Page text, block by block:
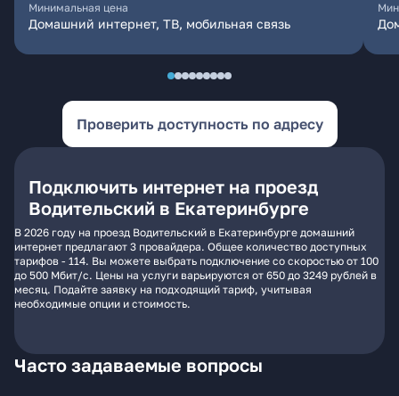
Минимальная цена
Домашний интернет, ТВ, мобильная связь
Проверить доступность по адресу
Подключить интернет на проезд
Водительский в Екатеринбурге
В 2026 году на проезд Водительский в Екатеринбурге домашний
интернет предлагают 3 провайдера. Общее количество доступных
тарифов - 114. Вы можете выбрать подключение со скоростью от 100
до 500 Мбит/с. Цены на услуги варьируются от 650 до 3249 рублей в
месяц. Подайте заявку на подходящий тариф, учитывая
необходимые опции и стоимость.
Часто задаваемые вопросы